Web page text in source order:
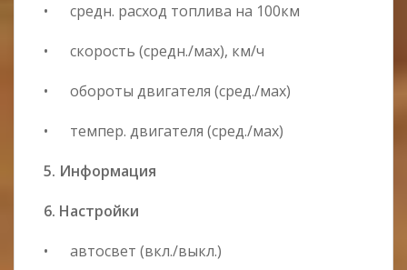
• средн. расход топлива на 100км
• скорость (средн./мах), км/ч
• обороты двигателя (сред./мах)
• темпер. двигателя (сред./мах)
5. Информация
6. Настройки
• автосвет (вкл./выкл.)